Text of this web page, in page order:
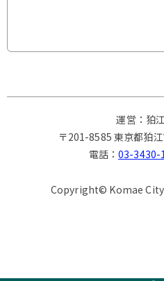
運営：狛
〒201-8585 東京都狛
電話：03-3430-
Copyright© Komae